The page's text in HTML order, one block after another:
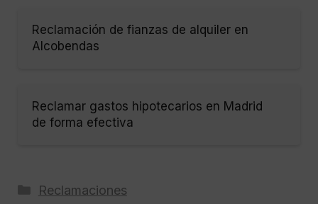
Reclamación de fianzas de alquiler en
Alcobendas
Reclamar gastos hipotecarios en Madrid
de forma efectiva
Categorías
Reclamaciones